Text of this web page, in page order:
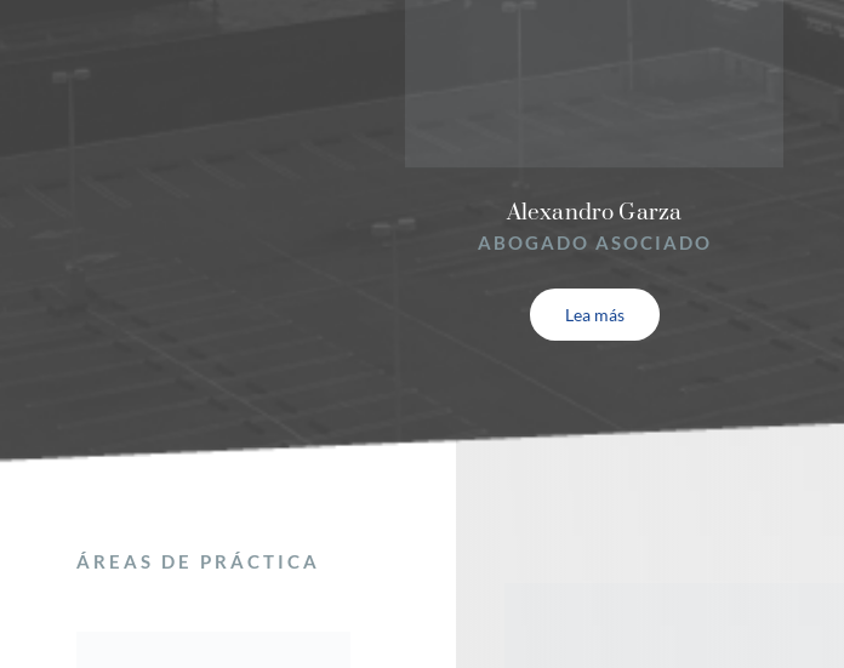
Alexandro Garza
ABOGADO ASOCIADO
Lea más
ÁREAS DE PRÁCTICA